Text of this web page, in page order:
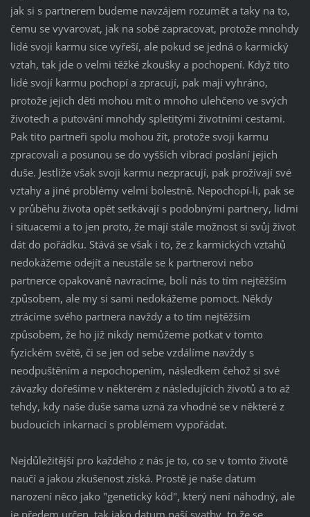
jak si s partnerem budeme navzájem rozumět a taky na to,
čemu se vyvarovat, jak na sobě zapracovat, protože mnohdy
lidé svoji karmu sice vyřeší, ale pokud se jedná o karmický
vztah, tak jde o velmi těžké zkoušky a pochopení. Když tito
lidé svojí karmu pochopí a zpracují, pak mají vyhráno,
protože jejich děti mohou mít o mnoho ulehčeno ve svých
životech a putování mnohdy spletitými životními cestami.
Pak tito partneři spolu mohou žít, protože svoji karmu
zpracovali a posunou se do vyšších vibrací poslání jejich
duše. Jestliže však svoji karmu nezpracují, pak prožívají své
vztahy a jiné problémy velmi bolestně. Nepochopí-li, pak se
v průběhu života opět setkávají s podobnými partnery, lidmi
i situacemi a to jen proto, že mají stále možnost si svůj život
dát do pořádku. Stává se však i to, že z karmických vztahů
nedokážeme odejít a neustále se k partnerovi nebo
partnerce opakovaně navracíme, bolí nás to tím nejtěžším
způsobem, ale my si sami nedokážeme pomoct. Někdy
ztrácíme svého partnera navždy a to tím nejtěžším
způsobem, že ho již nikdy nemůžeme potkat v tomto
fyzickém světě, či se jen od sebe vzdálíme navždy s
neodpuštěním a nepochopením, následkem čehož si své
závazky dořešíme v některém z následujících životů a to až
tehdy, kdy naše duše sama uzná za vhodné se v některé z
budoucích inkarnací s problémem vypořádat.
Nejdůležitější pro každého z nás je to, co se v tomto životě
naučí a jakou zkušenost získá. Prostě je naše datum
narození něco jako "genetický kód", který není náhodný, ale
je předem určen, tak jako datum naší svatby, to že se